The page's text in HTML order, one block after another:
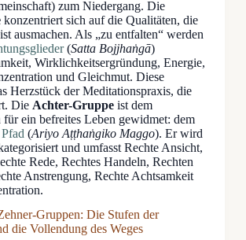
zum Niedergang. Die
konzentriert sich auf die Qualitäten, die
ausmachen. Als „zu entfalten“ werden
(Satta Bojjhaṅgā)
Wirklichkeitsergründung, Energie,
und Gleichmut. Diese
Herzstück der Meditationspraxis, die
Die Achter-Gruppe ist dem
ein befreites Leben gewidmet: dem
(Ariyo Aṭṭhaṅgiko Maggo). Er wird
und umfasst Rechte Ansicht,
Rede, Rechtes Handeln, Rechten
Anstrengung, Rechte Achtsamkeit
Gruppen: Die Stufen der
die Vollendung des Weges